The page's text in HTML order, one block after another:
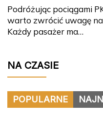
Podróżując pociągami
warto zwrócić uwagę
Każdy pasażer ma…
NA CZASIE
POPULARNE